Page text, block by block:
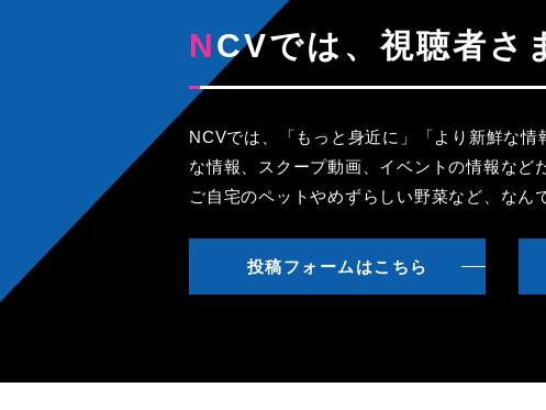
NCVでは、視聴者
NCVでは、「もっと身近に」「より新鮮な
な情報、スクープ動画、イベントの情報など
ご自宅のペットやめずらしい野菜など、なん
投稿フォームはこちら